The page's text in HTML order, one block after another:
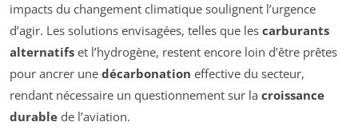
impacts du changement climatique soulignent l’urgence
d’agir. Les solutions envisagées, telles que les carburants
alternatifs et l’hydrogène, restent encore loin d’être prêtes
pour ancrer une décarbonation effective du secteur,
rendant nécessaire un questionnement sur la croissance
durable de l’aviation.